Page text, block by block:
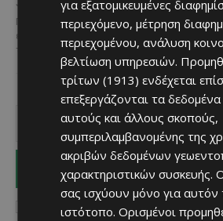
July 20, 2025
Παραδόθηκε στην κυκλοφορία το οδικό
έργο που αφορά στη διαμόρφωση του
του Ποταμού στο Λιοπέτρι. Οι εργασίες...
I WANT IN
I've read and accept the Privacy Policy
για εξατομικευμένες
περιεχόμενο, μέτρηση
περιεχομένου, ανάλυση
βελτίωση υπηρεσιών.
τρίτων (1913) ενδέχεται
επεξεργάζονται τα
αυτούς και άλλους σκοπούς,
συμπεριλαμβανομένης της
ακριβών δεδομένων
χαρακτηριστικών συσκευής.
σας ισχύουν μόνο για αυτόν
ιστότοπο. Ορισμένοι